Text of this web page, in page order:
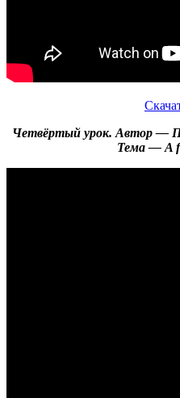
Четвёртый урок. Автор —
Тема — A